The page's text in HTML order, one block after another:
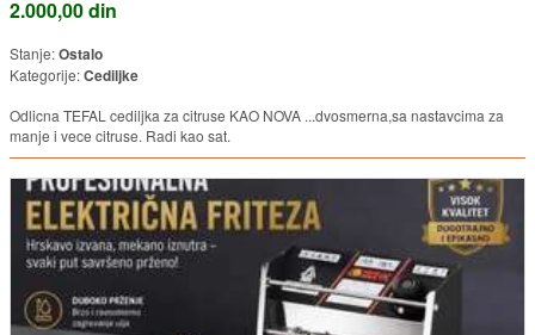
2.000,00 din
Stanje:Ostalo
Kategorije:Cediljke
Odlicna TEFAL cediljka za citruse KAO NOVA ...dvosmerna,sa nastavcima za
manje i vece citruse. Radi kao sat.